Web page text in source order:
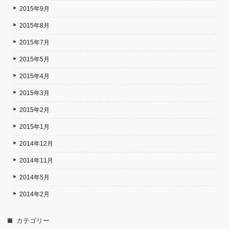
2015年9月
2015年8月
2015年7月
2015年5月
2015年4月
2015年3月
2015年2月
2015年1月
2014年12月
2014年11月
2014年5月
2014年2月
カテゴリー